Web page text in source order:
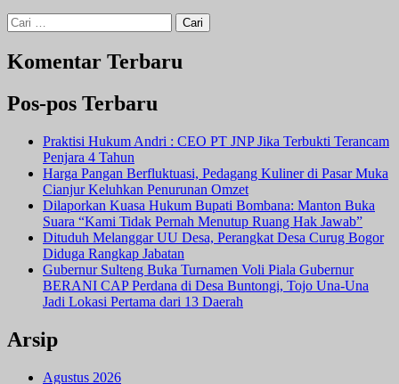
Cari
untuk:
Komentar Terbaru
Pos-pos Terbaru
Praktisi Hukum Andri : CEO PT JNP Jika Terbukti Terancam
Penjara 4 Tahun
Harga Pangan Berfluktuasi, Pedagang Kuliner di Pasar Muka
Cianjur Keluhkan Penurunan Omzet
Dilaporkan Kuasa Hukum Bupati Bombana: Manton Buka
Suara “Kami Tidak Pernah Menutup Ruang Hak Jawab”
Dituduh Melanggar UU Desa, Perangkat Desa Curug Bogor
Diduga Rangkap Jabatan
Gubernur Sulteng Buka Turnamen Voli Piala Gubernur
BERANI CAP Perdana di Desa Buntongi, Tojo Una-Una
Jadi Lokasi Pertama dari 13 Daerah
Arsip
Agustus 2026